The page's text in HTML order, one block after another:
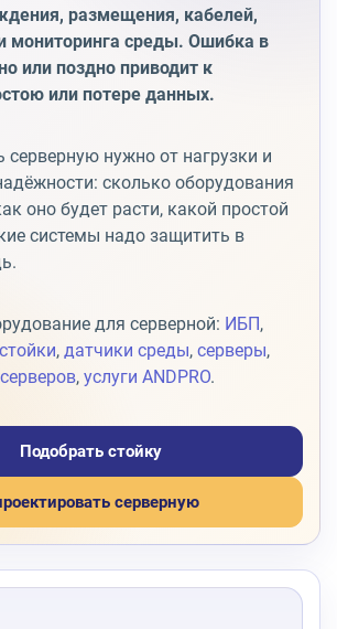
размещения, кабелей,
мониторинга среды. Ошибка в
или поздно приводит к
или потере данных.
серверную нужно от нагрузки и
сколько оборудования
оно будет расти, какой простой
системы надо защитить в
для серверной: ИБП,
, датчики среды, серверы,
, услуги ANDPRO.
Подобрать стойку
серверную